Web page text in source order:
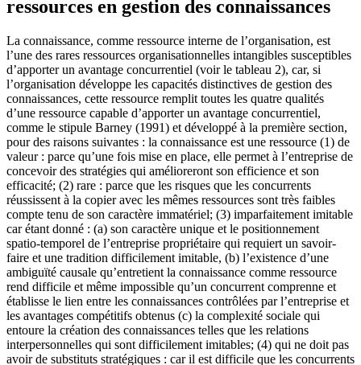
ressources en gestion des connaissances
La connaissance, comme ressource interne de l’organisation, est
l’une des rares ressources organisationnelles intangibles susceptibles
d’apporter un avantage concurrentiel (voir le tableau 2), car, si
l’organisation développe les capacités distinctives de gestion des
connaissances, cette ressource remplit toutes les quatre qualités
d’une ressource capable d’apporter un avantage concurrentiel,
comme le stipule Barney (1991) et développé à la première section,
pour des raisons suivantes : la connaissance est une ressource (1) de
valeur : parce qu’une fois mise en place, elle permet à l’entreprise de
concevoir des stratégies qui amélioreront son efficience et son
efficacité; (2) rare : parce que les risques que les concurrents
réussissent à la copier avec les mêmes ressources sont très faibles
compte tenu de son caractère immatériel; (3) imparfaitement imitable
car étant donné : (a) son caractère unique et le positionnement
spatio-temporel de l’entreprise propriétaire qui requiert un savoir-
faire et une tradition difficilement imitable, (b) l’existence d’une
ambiguïté causale qu’entretient la connaissance comme ressource
rend difficile et même impossible qu’un concurrent comprenne et
établisse le lien entre les connaissances contrôlées par l’entreprise et
les avantages compétitifs obtenus (c) la complexité sociale qui
entoure la création des connaissances telles que les relations
interpersonnelles qui sont difficilement imitables; (4) qui ne doit pas
avoir de substituts stratégiques : car il est difficile que les concurrents